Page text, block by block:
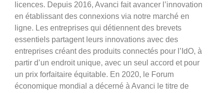
licences. Depuis 2016, Avanci fait avancer l’innovation
en établissant des connexions via notre marché en
ligne. Les entreprises qui détiennent des brevets
essentiels partagent leurs innovations avec des
entreprises créant des produits connectés pour l’IdO, à
partir d’un endroit unique, avec un seul accord et pour
un prix forfaitaire équitable. En 2020, le Forum
économique mondial a décerné à Avanci le titre de